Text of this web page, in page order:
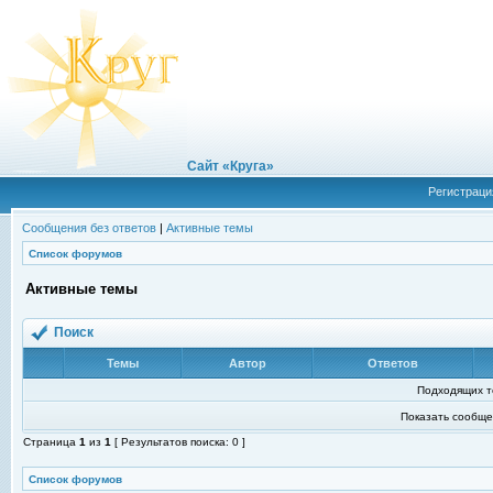
Сайт «Круга»
Сообщения без ответов | Активные темы
Список форумов
Активные темы
Поиск
Темы Автор Ответов
Подходящих
Показать
Страница 1 из 1 [ Результатов поиска: 0 ]
Список форумов